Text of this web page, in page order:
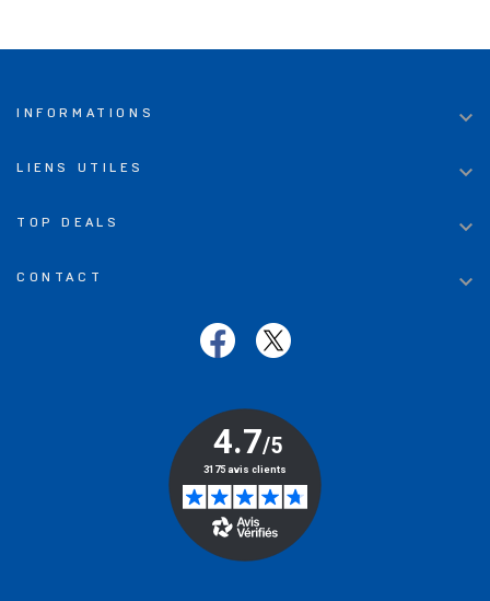
INFORMATIONS 
LIENS UTILES 
TOP DEALS 
CONTACT 